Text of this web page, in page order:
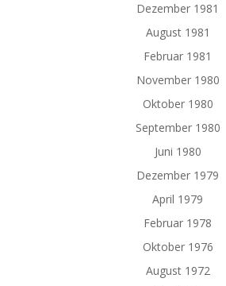
Dezember 1981
August 1981
Februar 1981
November 1980
Oktober 1980
September 1980
Juni 1980
Dezember 1979
April 1979
Februar 1978
Oktober 1976
August 1972